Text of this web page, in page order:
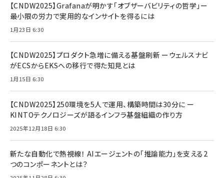
【CNDW2025】Grafanaが明かす「オブザーバビリティの哲学」ー
最小限の労力で実用的なインサイトを得るには
1月23日 6:30
【CNDW2025】プロダクト急増に備える基盤刷新 ーウェルスナビ
がECSからEKSへの移行で得た知見とは
1月15日 6:30
【CNDW2025】250環境を5人で運用、構築時間は30分に ー
KINTOテクノロジーズが語るインフラ基盤組織の作り方
2025年12月18日 6:30
新たな自動化で熱視線！ AIエージェントの「推論能力」を支える2
つのコンポーネントとは？